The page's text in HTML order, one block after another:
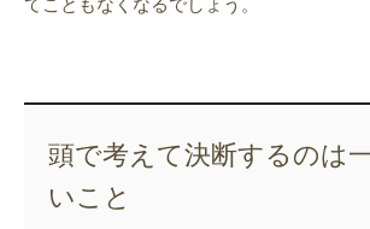
てこともなくなるでしょう。
頭で考えて決断するのは
いこと